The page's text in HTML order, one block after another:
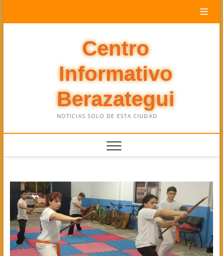
Centro
Informativo
Berazategui
NOTICIAS SOLO DE ESTA CIUDAD